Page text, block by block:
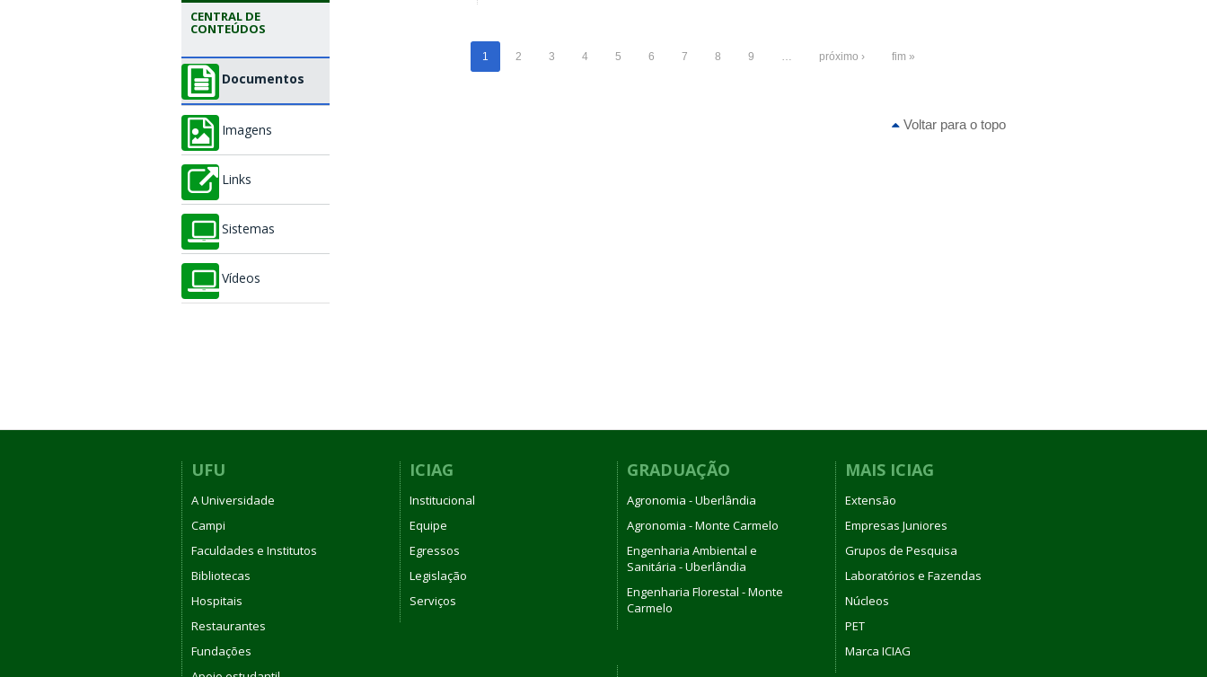
CENTRAL DE
CONTEÚDOS
Documentos
Imagens
Links
Sistemas
Vídeos
1 2 3 4 5 6 7 8 9 próximo › fim »
Voltar para o topo
UFU
A Universidade
Campi
Faculdades e Institutos
Bibliotecas
Hospitais
Restaurantes
Fundações
ICIAG
Institucional
Equipe
Egressos
Legislação
Serviços
GRADUAÇÃO
Agronomia - Uberlândia
Agronomia - Monte Carmelo
Engenharia Ambiental e
Sanitária - Uberlândia
Engenharia Florestal - Monte
Carmelo
MAIS ICIAG
Extensão
Empresas Juniores
Grupos de Pesquisa
Laboratórios e Fazendas
Núcleos
PET
Marca ICIAG